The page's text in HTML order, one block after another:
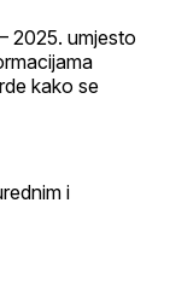
2025. umjesto
kako se
i